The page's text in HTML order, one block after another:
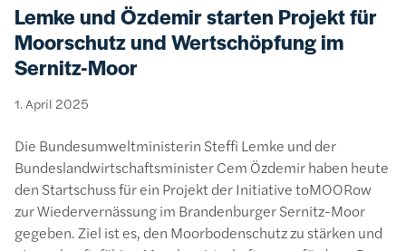
Lemke und Özdemir starten Projekt für
Moorschutz und Wertschöpfung im
Sernitz-Moor
1. April 2025
Die Bundesumweltministerin Steffi Lemke und der
Bundeslandwirtschaftsminister Cem Özdemir haben heute
den Startschuss für ein Projekt der Initiative toMOORow
zur Wiedervernässung im Brandenburger Sernitz-Moor
gegeben. Ziel ist es, den Moorbodenschutz zu stärken und